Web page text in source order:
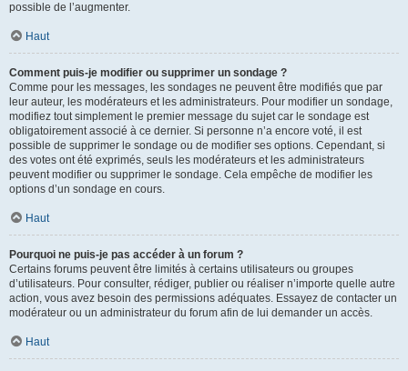
possible de l’augmenter.
Haut
Comment puis-je modifier ou supprimer un sondage ?
Comme pour les messages, les sondages ne peuvent être modifiés que par
leur auteur, les modérateurs et les administrateurs. Pour modifier un sondage,
modifiez tout simplement le premier message du sujet car le sondage est
obligatoirement associé à ce dernier. Si personne n’a encore voté, il est
possible de supprimer le sondage ou de modifier ses options. Cependant, si
des votes ont été exprimés, seuls les modérateurs et les administrateurs
peuvent modifier ou supprimer le sondage. Cela empêche de modifier les
options d’un sondage en cours.
Haut
Pourquoi ne puis-je pas accéder à un forum ?
Certains forums peuvent être limités à certains utilisateurs ou groupes
d’utilisateurs. Pour consulter, rédiger, publier ou réaliser n’importe quelle autre
action, vous avez besoin des permissions adéquates. Essayez de contacter un
modérateur ou un administrateur du forum afin de lui demander un accès.
Haut